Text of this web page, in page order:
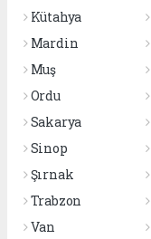
Kütahya
Mardin
Muş
Ordu
Sakarya
Sinop
Şırnak
Trabzon
Van